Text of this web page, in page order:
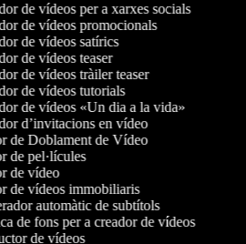
de vídeos per a xarxes socials
de vídeos promocionals
de vídeos satírics
de vídeos teaser
de vídeos tràiler teaser
de vídeos tutorials
de vídeos «Un dia a la vida»
d’invitacions en vídeo
de Doblament de Vídeo
de pel·lícules
de vídeo
de vídeos immobiliaris
automàtic de subtítols
de fons per a creador de vídeos
de vídeos